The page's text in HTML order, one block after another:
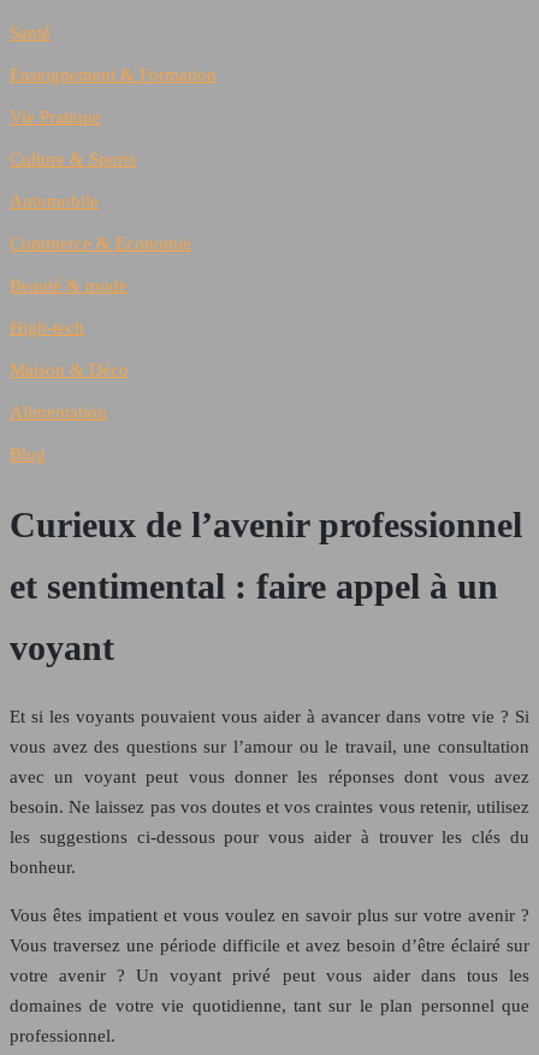
Santé
Enseignement & Formation
Vie Pratique
Culture & Sports
Automobile
Commerce & Economie
Beauté & mode
High-tech
Maison & Déco
Alimentation
Blog
Curieux de l’avenir professionnel
et sentimental : faire appel à un
voyant
Et si les voyants pouvaient vous aider à avancer dans votre vie ? Si
vous avez des questions sur l’amour ou le travail, une consultation
avec un voyant peut vous donner les réponses dont vous avez
besoin. Ne laissez pas vos doutes et vos craintes vous retenir, utilisez
les suggestions ci-dessous pour vous aider à trouver les clés du
bonheur.
Vous êtes impatient et vous voulez en savoir plus sur votre avenir ?
Vous traversez une période difficile et avez besoin d’être éclairé sur
votre avenir ? Un voyant privé peut vous aider dans tous les
domaines de votre vie quotidienne, tant sur le plan personnel que
professionnel.